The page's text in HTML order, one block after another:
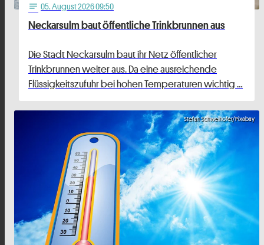
notes 05. August 2026 09:50
Neckarsulm baut öffentliche Trinkbrunnen aus
Die Stadt Neckarsulm baut ihr Netz öffentlicher
Trinkbrunnen weiter aus. Da eine ausreichende
Flüssigkeitszufuhr bei hohen Temperaturen wichtig …
Stefan Schweihofer/Pixabay